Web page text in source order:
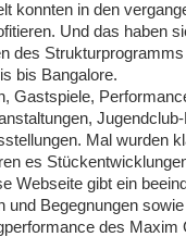
konnten in den
Und das haben
des
bis Bangalore.
Gastspiele,
Mal wurden
es
Webseite gibt ein
und Begegnungen
des Maxim